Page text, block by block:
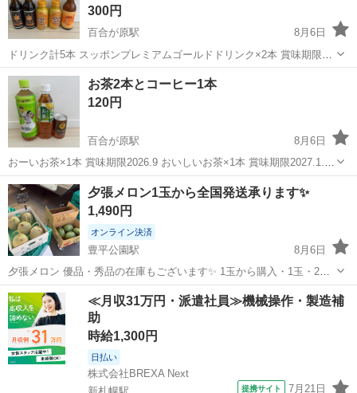
300円
百合が原駅
8月6日
ドリンク計5本 スッポンプレミアムゴールドドリンク×2本 賞味期限
2027.6.5と2027.8.25 ルテインゴールドドリンク×1本 賞味期限
北海道 札幌市 百合が原駅
お茶2本とコーヒー1本
120円
百合が原駅
8月6日
おーいお茶×1本 賞味期限2026.9 おいしいお茶×1本 賞味期限2027.1.10
ジョージアオリジナル 賞味期限2026.9×1本 自宅保管品で気にならな
い方、お取引きお願い致します。
北海道 札幌市 百合が原駅 食品 お茶
夕張メロン1玉から全国発送承ります✨
1,490円
オンライン決済
豊平公園駅
8月6日
夕張メロン 優品・秀品の在庫もございます✨ 1玉から購入・1玉・2玉
箱ご用意もありますので全国発送承ります✨ 北海道産スイートコーン
との発送が大変好評です👆 ご相談お問い合わせください🤗
北海道 豊平公園駅 食品
≪月収31万円・派遣社員≫機械操作・製造補
助
時給1,300円
日払い
株式会社BREXA Next
提携サイト 7月21日